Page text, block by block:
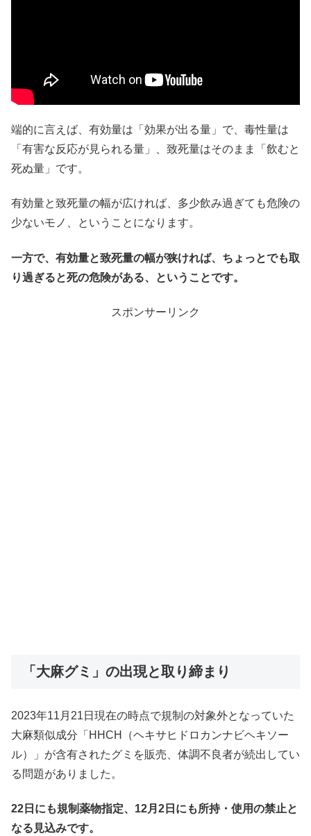
端的に言えば、有効量は「効果が出る量」で、毒性量は
「有害な反応が見られる量」、致死量はそのまま「飲むと
死ぬ量」です。
有効量と致死量の幅が広ければ、多少飲み過ぎても危険の
少ないモノ、ということになります。
一方で、有効量と致死量の幅が狭ければ、ちょっとでも取
り過ぎると死の危険がある、ということです。
スポンサーリンク
「大麻グミ」の出現と取り締まり
2023年11月21日現在の時点で規制の対象外となっていた
大麻類似成分「HHCH（ヘキサヒドロカンナビヘキソー
ル）」が含有されたグミを販売、体調不良者が続出してい
る問題がありました。
22日にも規制薬物指定、12月2日にも所持・使用の禁止と
なる見込みです。